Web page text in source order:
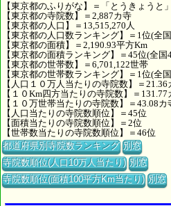
【東京都のふりがな】＝「とうきょうと」
【東京都の寺院数】＝2,887カ寺
【東京都の人口】＝13,515,270人
【東京都の人口数ランキング】＝1位(全
【東京都の面積】＝2,190.93平方Km
【東京都の面積ランキング】＝45位(全
【東京都の世帯数】＝6,701,122世帯
【東京都の世帯数ランキング】＝1位(全
【人口１０万人当たりの寺院数】＝21.36
【１０Km四方当たりの寺院数】＝131.77
【１０万世帯当たりの寺院数】＝43.08カ
【人口当たりの寺院数順位】＝45位
【面積当たりの寺院数順位】＝2位
【世帯数当たりの寺院数順位】＝46位
都道府県別寺院数ランキング 別窓
寺院数順位(人口10万人当たり) 別窓
寺院数順位(面積100平方Km当たり) 別窓